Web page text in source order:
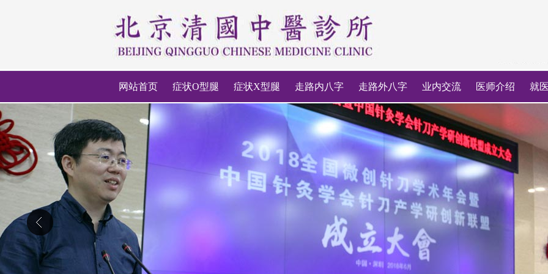
网站首页 症状O型腿 症状X型腿 走路内八字 走路外八字 业内交流 医师介绍 就